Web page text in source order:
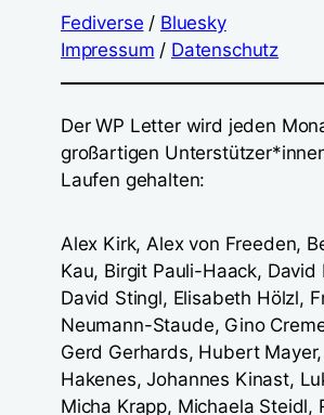
Fediverse / Bluesky
Impressum / Datenschutz
Der WP Letter wird jeden
großartigen
Laufen gehalten:
Alex Kirk, Alex von Freeden,
Kau, Birgit Pauli-Haack, David
David Stingl, Elisabeth Hölzl,
Neumann-Staude, Gino
Gerd Gerhards, Hubert
Hakenes, Johannes Kinast,
Micha Krapp, Michaela Steidl,